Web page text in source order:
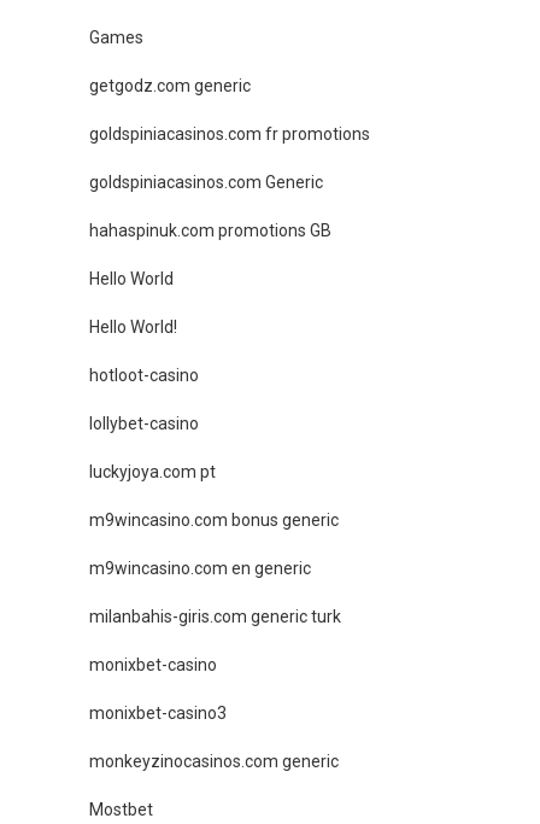
Games
getgodz.com generic
goldspiniacasinos.com fr promotions
goldspiniacasinos.com Generic
hahaspinuk.com promotions GB
Hello World
Hello World!
hotloot-casino
lollybet-casino
luckyjoya.com pt
m9wincasino.com bonus generic
m9wincasino.com en generic
milanbahis-giris.com generic turk
monixbet-casino
monixbet-casino3
monkeyzinocasinos.com generic
Mostbet